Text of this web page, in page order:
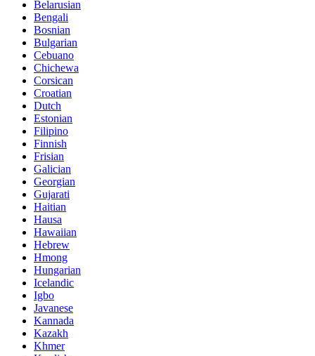
Belarusian
Bengali
Bosnian
Bulgarian
Cebuano
Chichewa
Corsican
Croatian
Dutch
Estonian
Filipino
Finnish
Frisian
Galician
Georgian
Gujarati
Haitian
Hausa
Hawaiian
Hebrew
Hmong
Hungarian
Icelandic
Igbo
Javanese
Kannada
Kazakh
Khmer